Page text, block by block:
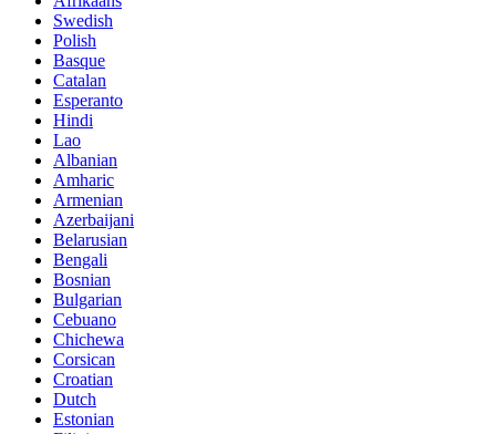
Swedish
Polish
Basque
Catalan
Esperanto
Hindi
Lao
Albanian
Amharic
Armenian
Azerbaijani
Belarusian
Bengali
Bosnian
Bulgarian
Cebuano
Chichewa
Corsican
Croatian
Dutch
Estonian